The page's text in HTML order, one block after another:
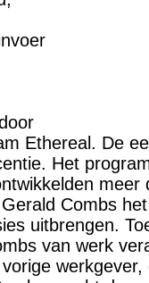
Ethereal. De
Het
meer
Combs
uitbrengen.
van werk